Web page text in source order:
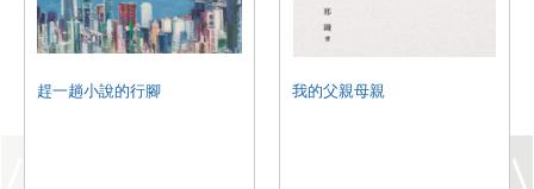
趕一趟小說的行腳 我的父親母親